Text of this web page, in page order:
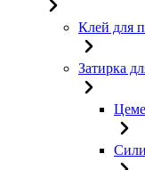
Клей для
Затирка